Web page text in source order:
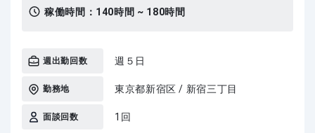
稼働時間： 140時間 ~ 180時間
週出勤回数 週５日
勤務地 東京都新宿区 / 新宿三丁目
面談回数 1回